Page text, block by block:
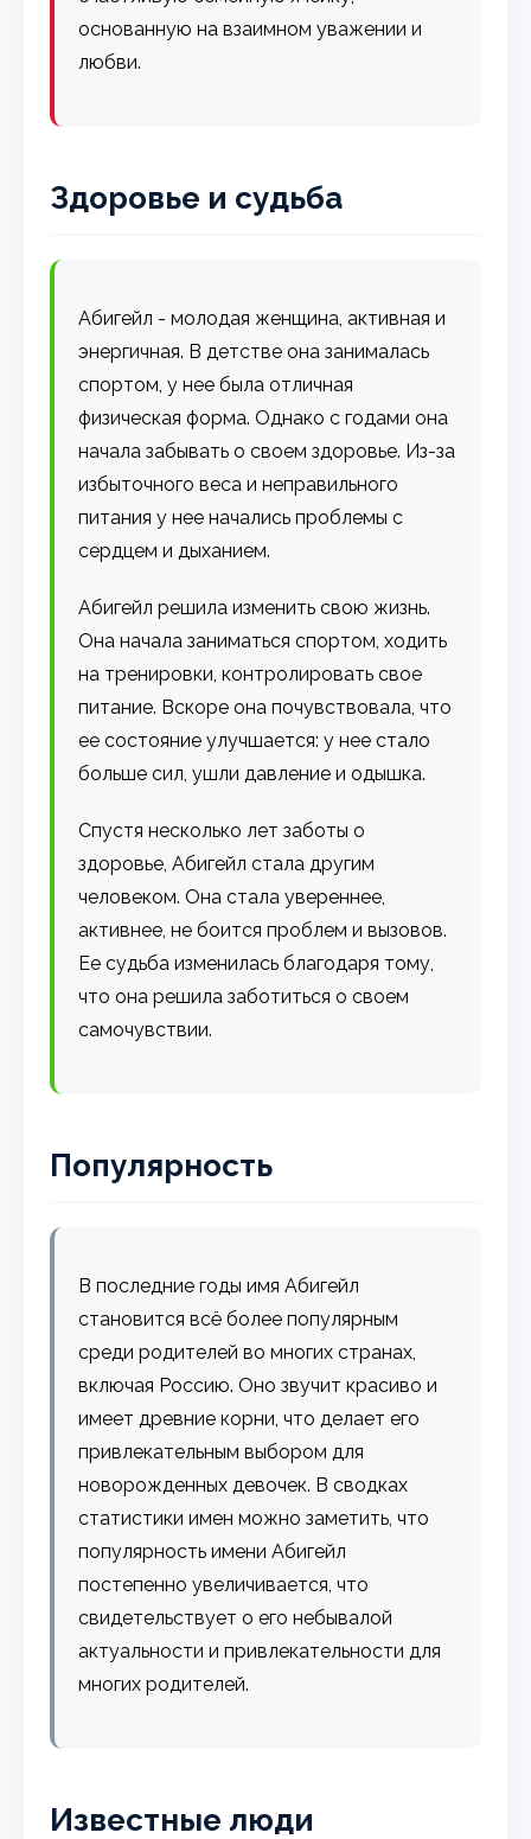
основанную на взаимном уважении и
любви.
Здоровье и судьба
Абигейл - молодая женщина, активная и
энергичная. В детстве она занималась
спортом, у нее была отличная
физическая форма. Однако с годами она
начала забывать о своем здоровье. Из-за
избыточного веса и неправильного
питания у нее начались проблемы с
сердцем и дыханием.
Абигейл решила изменить свою жизнь.
Она начала заниматься спортом, ходить
на тренировки, контролировать свое
питание. Вскоре она почувствовала, что
ее состояние улучшается: у нее стало
больше сил, ушли давление и одышка.
Спустя несколько лет заботы о
здоровье, Абигейл стала другим
человеком. Она стала увереннее,
активнее, не боится проблем и вызовов.
Ее судьба изменилась благодаря тому,
что она решила заботиться о своем
самочувствии.
Популярность
В последние годы имя Абигейл
становится всё более популярным
среди родителей во многих странах,
включая Россию. Оно звучит красиво и
имеет древние корни, что делает его
привлекательным выбором для
новорожденных девочек. В сводках
статистики имен можно заметить, что
популярность имени Абигейл
постепенно увеличивается, что
свидетельствует о его небывалой
актуальности и привлекательности для
многих родителей.
Известные люди